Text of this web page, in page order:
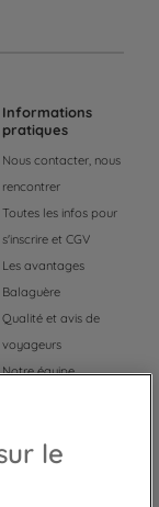
Informations
pratiques
Nous contacter, nous
rencontrer
Toutes les infos pour
s'inscrire et CGV
Les avantages
Balaguère
Qualité et avis de
voyageurs
Notre équipe
le